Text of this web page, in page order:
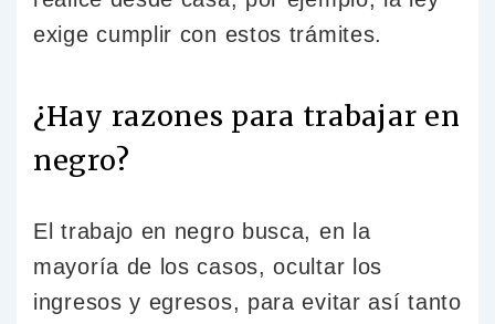
exige cumplir con estos trámites.
¿Hay razones para trabajar en
negro?
El trabajo en negro busca, en la
mayoría de los casos, ocultar los
ingresos y egresos, para evitar así tanto